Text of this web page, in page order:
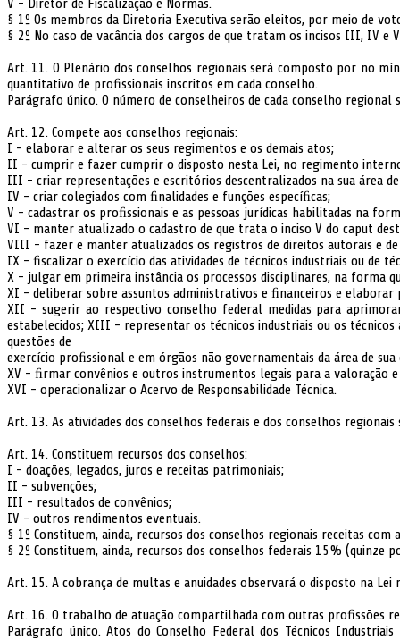
V - Diretor de Fiscalização e Normas.
§ 1º Os membros da Diretoria Executiva serão eleitos, por meio de
§ 2º No caso de vacância dos cargos de que tratam os incisos III, IV
Art. 11. O Plenário dos conselhos regionais será composto por no
quantitativo de proﬁssionais inscritos em cada conselho.
Parágrafo único. O número de conselheiros de cada conselho
Art. 12. Compete aos conselhos regionais:
I - elaborar e alterar os seus regimentos e os demais atos;
II - cumprir e fazer cumprir o disposto nesta Lei, no regimento
III - criar representações e escritórios descentralizados na sua área
IV - criar colegiados com ﬁnalidades e funções especíﬁcas;
V - cadastrar os proﬁssionais e as pessoas jurídicas habilitadas na
VI - manter atualizado o cadastro de que trata o inciso V do caput
VIII - fazer e manter atualizados os registros de direitos autorais e de
IX - ﬁscalizar o exercício das atividades de técnicos industriais ou de
X - julgar em primeira instância os processos disciplinares, na
XI - deliberar sobre assuntos administrativos e ﬁnanceiros e
XII - sugerir ao respectivo conselho federal medidas para
estabelecidos; XIII - representar os técnicos industriais ou os
questões de
exercício proﬁssional e em órgãos não governamentais da área de
XV - ﬁrmar convênios e outros instrumentos legais para a valoração
XVI - operacionalizar o Acervo de Responsabilidade Técnica.
Art. 13. As atividades dos conselhos federais e dos conselhos
Art. 14. Constituem recursos dos conselhos:
I - doações, legados, juros e receitas patrimoniais;
II - subvenções;
III - resultados de convênios;
IV - outros rendimentos eventuais.
§ 1º Constituem, ainda, recursos dos conselhos regionais receitas
§ 2º Constituem, ainda, recursos dos conselhos federais 15% (quinze
Art. 15. A cobrança de multas e anuidades observará o disposto na
Art. 16. O trabalho de atuação compartilhada com outras proﬁssões
Parágrafo único. Atos do Conselho Federal dos Técnicos